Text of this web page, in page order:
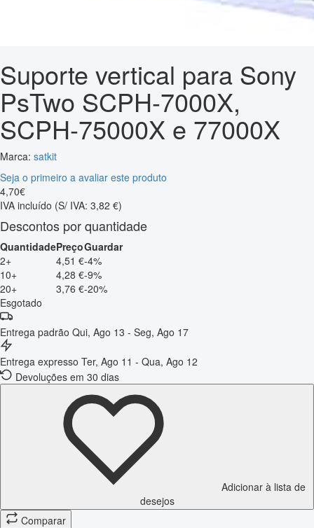
Suporte vertical para Sony
PsTwo SCPH-7000X,
SCPH-75000X e 77000X
Marca: satkit
Seja o primeiro a avaliar este produto
4,70€
IVA incluído (S/ IVA: 3,82 €)
Descontos por quantidade
QuantidadePreçoGuardar
2+
4,51 €-4%
10+
4,28 €-9%
20+
3,76 €-20%
Esgotado
Entrega padrão Qui, Ago 13 - Seg, Ago 17
Entrega expresso Ter, Ago 11 - Qua, Ago 12
Devoluções em 30 dias
Adicionar à lista de
desejos
Comparar